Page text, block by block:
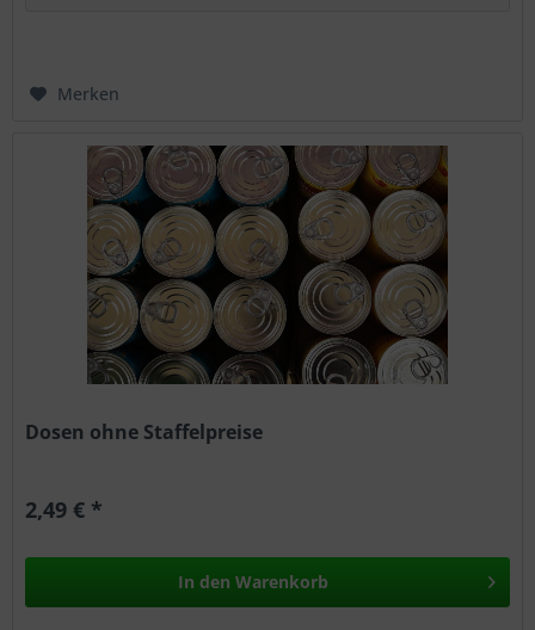
Merken
Dosen ohne Staffelpreise
2,49 € *
In den Warenkorb